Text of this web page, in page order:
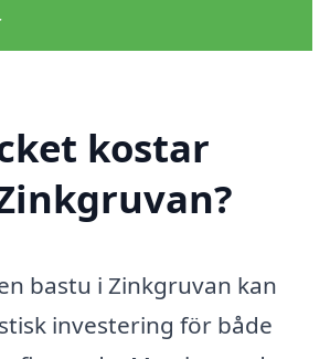
kostar
bastu i Zinkgruvan kan
investering för både